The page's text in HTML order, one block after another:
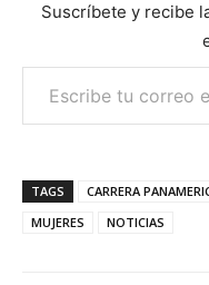
Suscríbete y recibe
Escribe tu correo electrónico…
TAGS CARRERA
MUJERES
NOTICIAS